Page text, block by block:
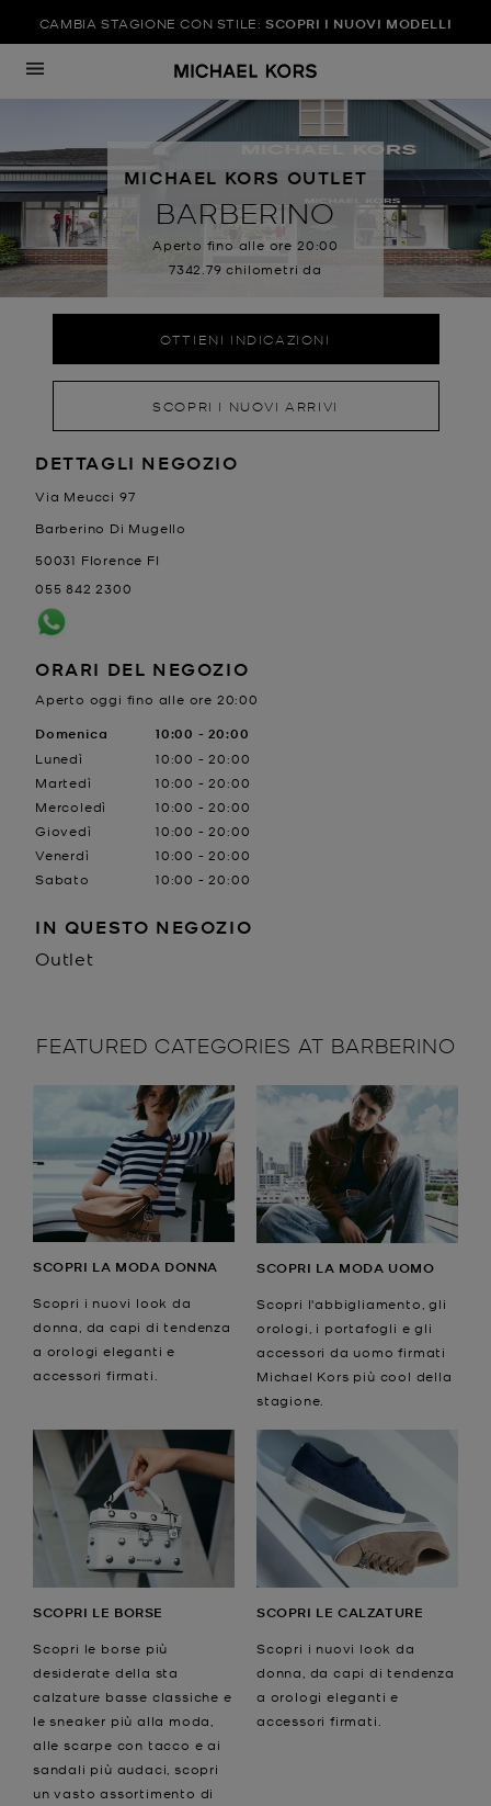
Vai al contenuto
CAMBIA STAGIONE CON STILE: SCOPRI I NUOVI MODELLI
Ritorna alla
MICHAEL KORS OUTLET
BARBERINO
Aperto fino alle ore 20:00
7342.79 chilometri da
OTTIENI INDICAZIONI
SCOPRI I NUOVI ARRIVI
LOCATION INFORMATION
DETTAGLI NEGOZIO
Via Meucci 97
Barberino Di Mugello
50031 Florence FI
055 842 2300
ORARI DEL NEGOZIO
Aperto oggi fino alle ore 20:00
Giorno della settimanaOrari
Lunedì
10:00 -20:00
Martedì
10:00 -20:00
Mercoledì
10:00 -20:00
Giovedì
10:00 -20:00
Venerdì
10:00 -20:00
Sabato
10:00 -20:00
Domenica 10:00 -20:00
IN QUESTO NEGOZIO
Outlet
FEATURED CATEGORIES AT BARBERINO
SCOPRI LA MODA DONNA
Scopri i nuovi look da
donna, da capi di tendenza
a orologi eleganti e
accessori firmati.
SCOPRI LA MODA UOMO
Scopri l'abbigliamento, gli
orologi, i portafogli e gli
accessori da uomo firmati
Michael Kors più cool della
stagione.
SCOPRI LE BORSE
Scopri le borse più
desiderate della sta
calzature basse classiche e
le sneaker più alla moda,
alle scarpe con tacco e ai
sandali più audaci, scopri
un vasto assortimento di
SCOPRI LE CALZATURE
Scopri i nuovi look da
donna, da capi di tendenza
a orologi eleganti e
accessori firmati.